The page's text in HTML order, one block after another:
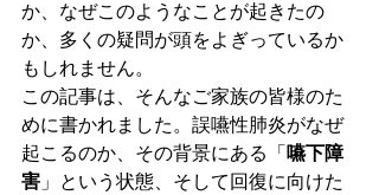
か、なぜこのようなことが起きたの
か、多くの疑問が頭をよぎっているか
もしれません。
この記事は、そんなご家族の皆様のた
めに書かれました。誤嚥性肺炎がなぜ
起こるのか、その背景にある「 嚥下障
害 」という状態、そして回復に向けた